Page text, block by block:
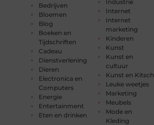
Bedrijven
Bloemen
Blog
Boeken en
Tijdschriften
Cadeau
Dienstverlening
Dieren
Electronica en
Computers
Energie
Entertainment
Eten en drinken
Industrie
Internet
Internet
marketing
Kinderen
Kunst
Kunst en
cultuur
Kunst en Kitsch
Leuke weetjes
Marketing
Meubels
Mode en
Kleding